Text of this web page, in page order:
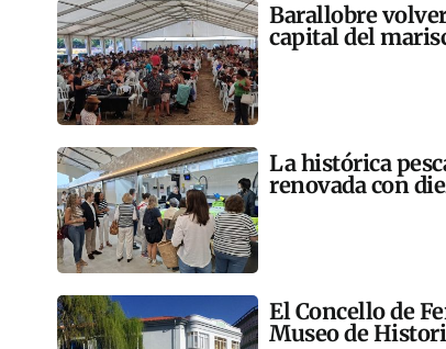
Barallobre
capital del
La histórica
renovada con
El Concello de
Museo de